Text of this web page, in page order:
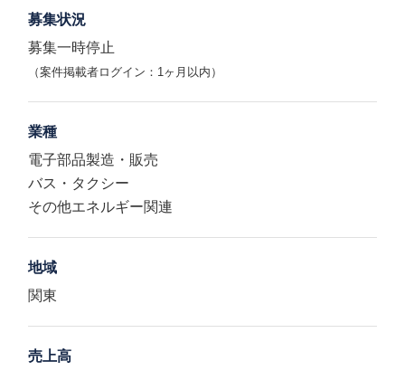
募集状況
募集一時停止
（案件掲載者ログイン：1ヶ月以内）
業種
電子部品製造・販売
バス・タクシー
その他エネルギー関連
地域
関東
売上高